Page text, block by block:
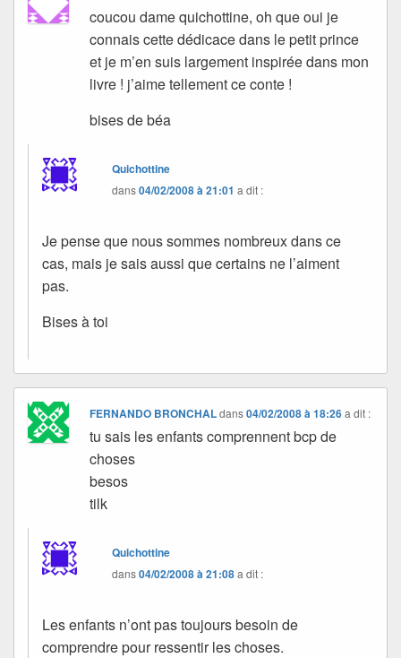
coucou dame quichottine, oh que oui je
connais cette dédicace dans le petit prince
et je m’en suis largement inspirée dans mon
livre ! j’aime tellement ce conte !
bises de béa
Quichottine
dans04/02/2008 à 21:01 a dit :
Je pense que nous sommes nombreux dans ce
cas, mais je sais aussi que certains ne l’aiment
pas.
Bises à toi
FERNANDO BRONCHALdans04/02/2008 à 18:26 a dit :
tu sais les enfants comprennent bcp de
choses
besos
tilk
Quichottine
dans04/02/2008 à 21:08a dit :
Les enfants n’ont pas toujours besoin de
comprendre pour ressentir les choses.